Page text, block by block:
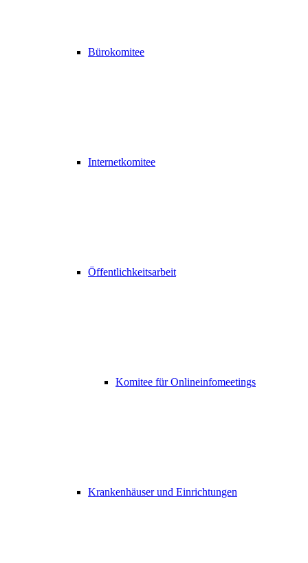
Bürokomitee
Internetkomitee
Öffentlichkeitsarbeit
Komitee für Onlineinfomeetings
Krankenhäuser und Einrichtungen